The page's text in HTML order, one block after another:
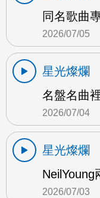
同名歌曲
2026/07/05
星光燦爛
名盤名曲
2026/07/04
星光燦爛
2026/07/03